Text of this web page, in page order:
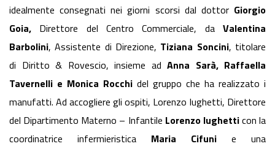
idealmente consegnati nei giorni scorsi dal dottor Giorgio
Goia, Direttore del Centro Commerciale, da Valentina
Barbolini, Assistente di Direzione, Tiziana Soncini, titolare
di Diritto & Rovescio, insieme ad Anna Sarà, Raffaella
Tavernelli e Monica Rocchi del gruppo che ha realizzato i
manufatti. Ad accogliere gli ospiti, Lorenzo Iughetti, Direttore
del Dipartimento Materno – Infantile Lorenzo Iughetticon la
coordinatrice infermieristica Maria Cifuni e una